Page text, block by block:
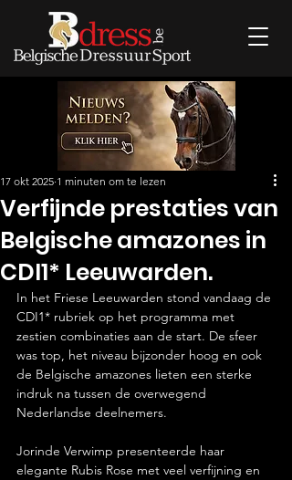
Verfijnde prestaties van
Belgische amazones in
CDI1* Leeuwarden.
17 okt 2025 1 minuten om te lezen
In het Friese Leeuwarden stond vandaag de
CDI1* rubriek op het programma met
zestien combinaties aan de start. De sfeer
was top, het niveau bijzonder hoog en ook
de Belgische amazones lieten een sterke
indruk na tussen de overwegend
Nederlandse deelnemers.
Jorinde Verwimp presenteerde haar
elegante Rubis Rose met veel verfijning en